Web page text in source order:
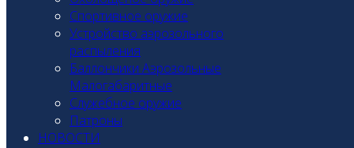
Спортивное оружие
Устройство аэрозольного
распыления
Баллончики Аэрозольные
Малогабаритные
Служебное оружие
Патроны
НОВОСТИ